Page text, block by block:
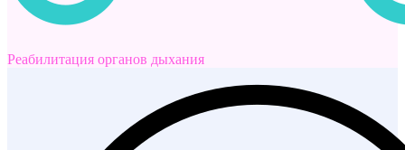
Реабилитация органов дыхания